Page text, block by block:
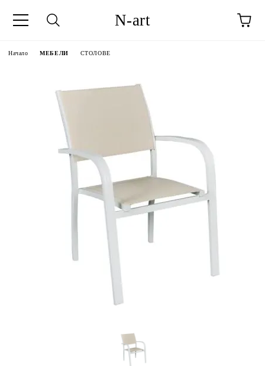
N-art
Начало МЕБЕЛИ СТОЛОВЕ